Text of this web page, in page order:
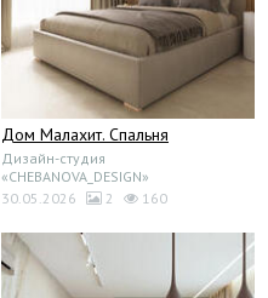
Дом Малахит. Спальня
Дизайн-студия
«CHEBANOVA_DESIGN»
30.05.2026
2 160